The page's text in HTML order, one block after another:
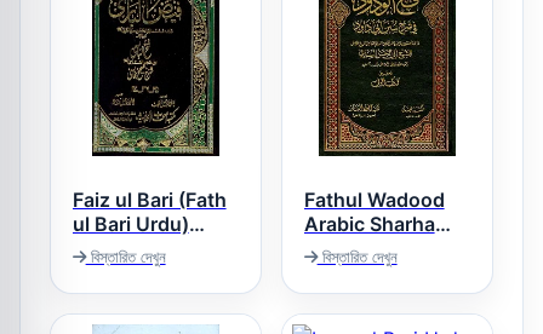
Faiz ul Bari (Fath
ul Bari Urdu)
Sharh Sahih ul
Bukhari فیض
الباری/فتح الباری
اردو
বিস্তারিত দেখুন
Fathul Wadood
Arabic Sharha
Sunan e Abu
Dawood فتح الودود
عربی شرح سنن ابو
داؤد
বিস্তারিত দেখুন